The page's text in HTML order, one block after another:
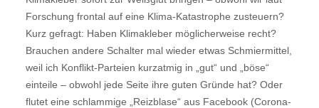
Forschung frontal auf eine Klima-Katastrophe zusteuern?
Kurz gefragt: Haben Klimakleber möglicherweise recht?
Brauchen andere Schalter mal wieder etwas Schmiermittel,
weil ich Konflikt-Parteien kurzatmig in „gut“ und „böse“
einteile – obwohl jede Seite ihre guten Gründe hat? Oder
flutet eine schlammige „Reizblase“ aus Facebook (Corona-